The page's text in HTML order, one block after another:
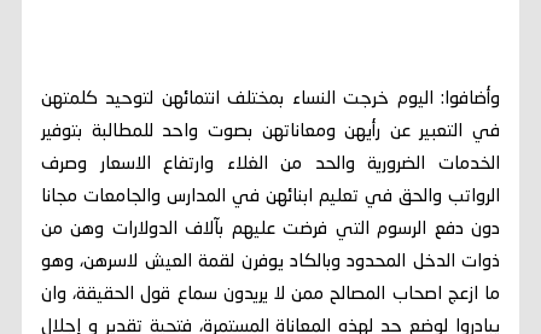
وأضافوا: اليوم خرجت النساء بمختلف انتمائهن لتوحيد كلمتهن
في التعبير عن رأيهن ومعاناتهن بصوت واحد للمطالبة بتوفير
الخدمات الضرورية والحد من الغلاء وارتفاع الاسعار وصرف
الرواتب والحق في تعليم ابنائهن في المدارس والجامعات مجانا
دون دفع الرسوم التي فرضت عليهم بآلاف الدولارات وهن من
ذوات الدخل المحدود وبالكاد يوفرن لقمة العيش لاسرهن، وهو
ما ازعج اصحاب المصالح ممن لا يريدون سماع قول الحقيقة، وان
يبادروا لوضع حد لهذه المعاناة المستمرة، فتحية تقدير و إجلال